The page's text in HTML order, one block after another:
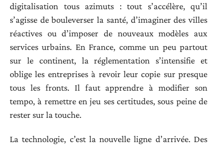
digitalisation tous azimuts : tout s’accélère, qu’il
s’agisse de bouleverser la santé, d’imaginer des villes
réactives ou d’imposer de nouveaux modèles aux
services urbains. En France, comme un peu partout
sur le continent, la réglementation s’intensifie et
oblige les entreprises à revoir leur copie sur presque
tous les fronts. Il faut apprendre à modifier son
tempo, à remettre en jeu ses certitudes, sous peine de
rester sur la touche.
La technologie, c’est la nouvelle ligne d’arrivée. Des